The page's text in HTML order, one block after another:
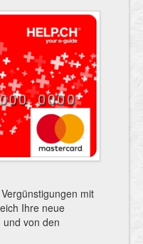
mit
Ihre neue
von den